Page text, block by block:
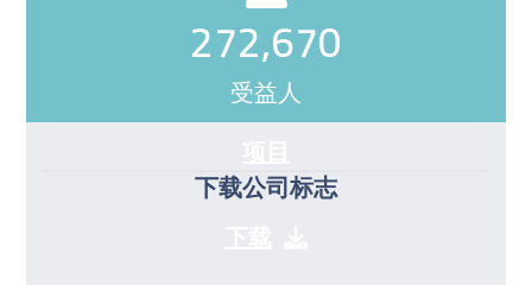
272,670
受益人
下载公司标志